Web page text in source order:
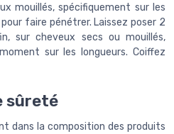
mouillés, spécifiquement sur les
faire pénétrer. Laissez poser 2
sur cheveux secs ou mouillés,
sur les longueurs. Coiffez
sûreté
dans la composition des produits